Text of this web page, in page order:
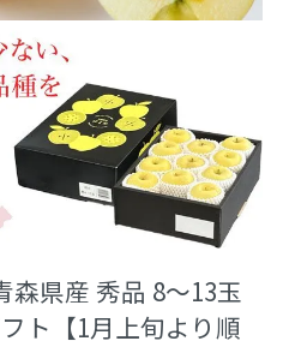
森県産 秀品 8～13玉
ト【1月上旬より順